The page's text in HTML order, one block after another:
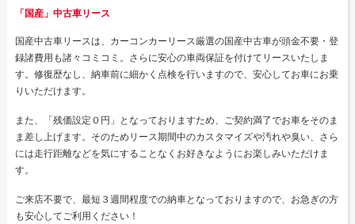
「国産」中古車リース
国産中古車リースは、カーコンカーリース厳選の国産中古車が頭金不要・登
録諸費用も諸々コミコミ。さらに安心の車両保証を付けてリースいたしま
す。修復歴なし、納車前に細かく点検を行いますので、安心してお車にお乗
りいただけます。
また、「残価設定０円」となっておりますため、ご契約満了でお車をそのま
ま差し上げます。そのためリース期間中のカスタマイズや汚れや臭い、さら
には走行距離などを気にすることなくお好きなようにお楽しみいただけま
す。
ご来店不要で、最短３週間程度での納車となっておりますので、お急ぎの方
も安心してご利用ください！